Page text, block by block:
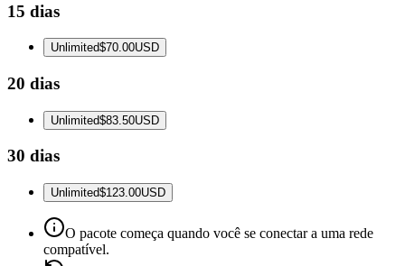
15 dias
Unlimited$70.00USD
20 dias
Unlimited$83.50USD
30 dias
Unlimited$123.00USD
O pacote começa quando você se conectar a uma rede
compatível.